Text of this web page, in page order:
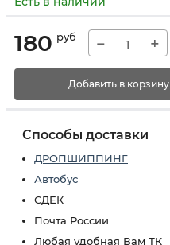
180 руб − +
Добавить в корзину
Способы доставки
ДРОПШИППИНГ
Автобус
СДЕК
Почта России
Любая удобная Вам ТК